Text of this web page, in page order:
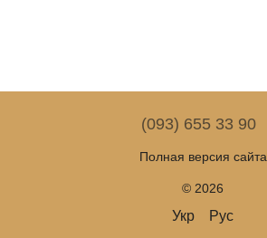
(093) 655 33 90
Полная версия сайта
© 2026
Укр Рус